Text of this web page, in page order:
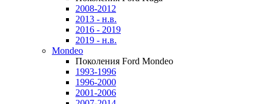
2008-2012
2013 - н.в.
2016 - 2019
2019 - н.в.
Mondeo
Поколения Ford Mondeo
1993-1996
1996-2000
2001-2006